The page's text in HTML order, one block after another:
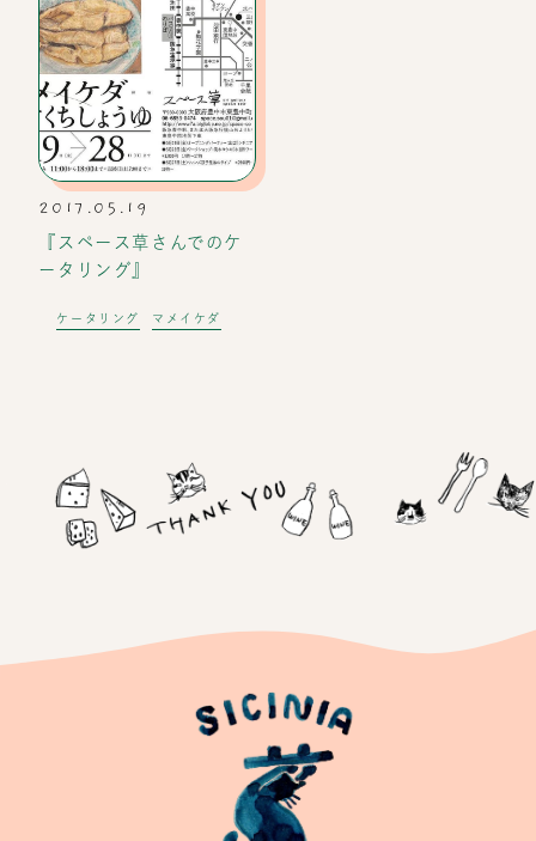
2017.05.19
『スペース草さんでのケ
ータリング』
ケータリング マメイケダ